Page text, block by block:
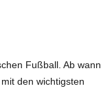
Fußball. Ab wann
mit den wichtigsten